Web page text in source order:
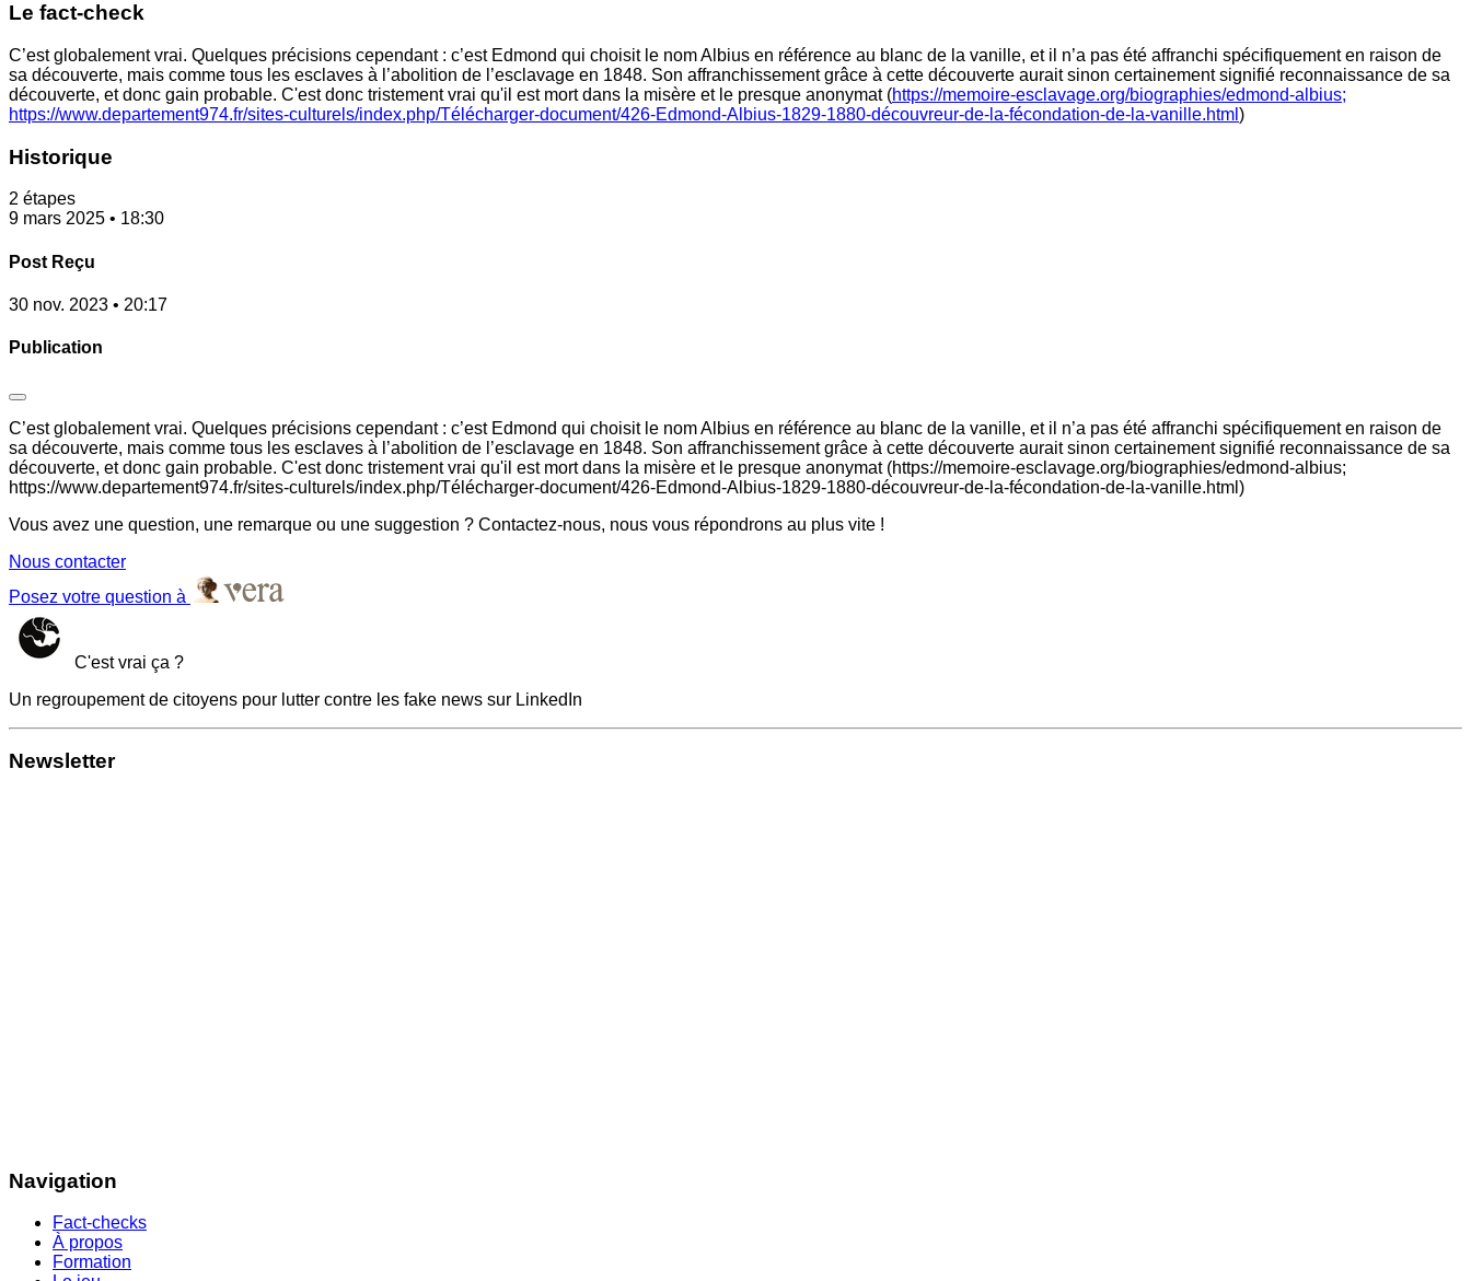
Le fact-check
C’est globalement vrai. Quelques précisions cependant : c’est Edmond qui choisit le nom Albius en référence au blanc de la vanille, et il n’a pas été affranchi spécifiquement en raison de
sa découverte, mais comme tous les esclaves à l’abolition de l’esclavage en 1848. Son affranchissement grâce à cette découverte aurait sinon certainement signifié reconnaissance de sa
découverte, et donc gain probable. C'est donc tristement vrai qu'il est mort dans la misère et le presque anonymat (https://memoire-esclavage.org/biographies/edmond-albius;
https://www.departement974.fr/sites-culturels/index.php/Télécharger-document/426-Edmond-Albius-1829-1880-découvreur-de-la-fécondation-de-la-vanille.html )
Historique
2 étapes
9 mars 2025 • 18:30
Post Reçu
30 nov. 2023 • 20:17
Publication
C’est globalement vrai. Quelques précisions cependant : c’est Edmond qui choisit le nom Albius en référence au blanc de la vanille, et il n’a pas été affranchi spécifiquement en raison de
sa découverte, mais comme tous les esclaves à l’abolition de l’esclavage en 1848. Son affranchissement grâce à cette découverte aurait sinon certainement signifié reconnaissance de sa
découverte, et donc gain probable. C'est donc tristement vrai qu'il est mort dans la misère et le presque anonymat (https://memoire-esclavage.org/biographies/edmond-albius;
https://www.departement974.fr/sites-culturels/index.php/Télécharger-document/426-Edmond-Albius-1829-1880-découvreur-de-la-fécondation-de-la-vanille.html)
Vous avez une question, une remarque ou une suggestion ? Contactez-nous, nous vous répondrons au plus vite !
Nous contacter
Posez votre question à
C'est vrai ça ?
Un regroupement de citoyens pour lutter contre les fake news sur LinkedIn
Newsletter
Navigation
Fact-checks
À propos
Formation